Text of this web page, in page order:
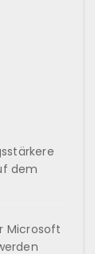
dem
Microsoft